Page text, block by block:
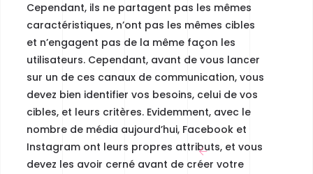
Cependant, ils ne partagent pas les mêmes
caractéristiques, n’ont pas les mêmes cibles
et n’engagent pas de la même façon les
utilisateurs.Cependant, avant de vous lancer
sur un de ces canaux de communication, vous
devez bien identifier vos besoins, celui de vos
cibles, et leurs critères. Evidemment, avec le
nombre de média aujourd’hui, Facebook et
Instagram ont leurs propres attributs,et vous
devez les avoir cerné avant de créer votre